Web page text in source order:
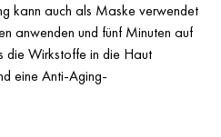
kann auch als Maske verwendet
anwenden und fünf Minuten auf
die Wirkstoffe in die Haut
eine Anti-Aging-